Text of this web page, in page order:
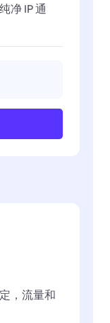
净 IP 通
，流量和